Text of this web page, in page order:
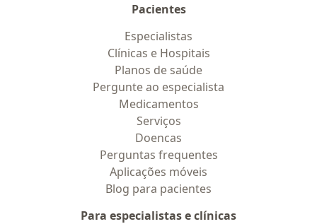
Pacientes
Especialistas
Clínicas e Hospitais
Planos de saúde
Pergunte ao especialista
Medicamentos
Serviços
Doencas
Perguntas frequentes
Aplicações móveis
Blog para pacientes
Para especialistas e clínicas